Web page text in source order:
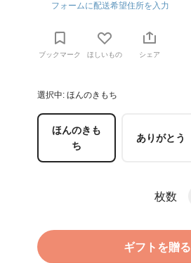
フォームに配送希望住所を入力
ブックマーク ほしいもの シェア
選択中: ほんのきもち
ほんのきも
ち
ありがとう
枚数
ギフトを贈る